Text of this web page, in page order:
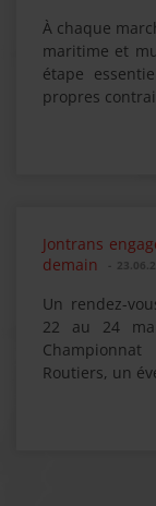
À chaque
maritime et
étape
propres
Jontrans
demain
-
Un rendez-
22 au 24
Routiers, un